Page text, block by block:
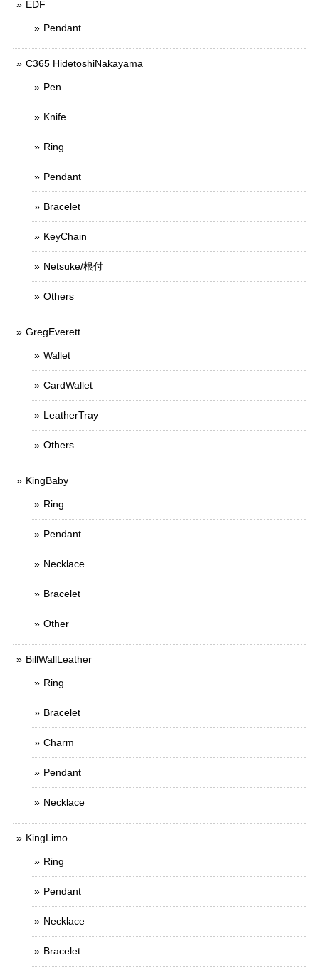
EDF
Pendant
C365 HidetoshiNakayama
Pen
Knife
Ring
Pendant
Bracelet
KeyChain
Netsuke/根付
Others
GregEverett
Wallet
CardWallet
LeatherTray
Others
KingBaby
Ring
Pendant
Necklace
Bracelet
Other
BillWallLeather
Ring
Bracelet
Charm
Pendant
Necklace
KingLimo
Ring
Pendant
Necklace
Bracelet